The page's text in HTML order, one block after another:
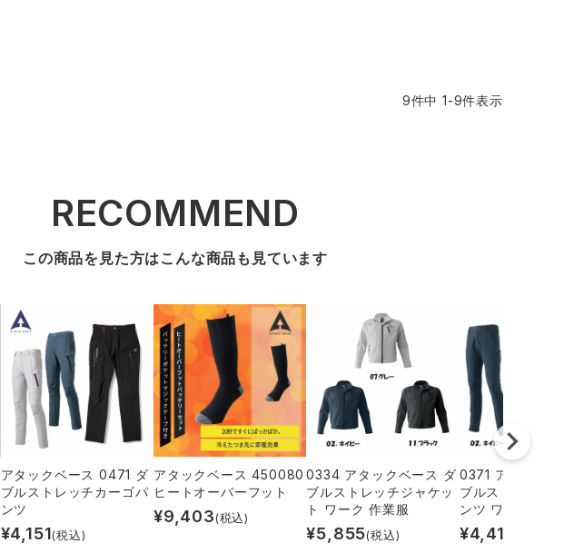
9件中 1-9件表示
RECOMMEND
この商品を見た方はこんな商品も見ています
アタックベース 0471 ダ
ブルストレッチカーゴパ
ンツ
¥4,151(税込)
アタックベース 450080
ヒートオーバーフット
¥9,403(税込)
0334 アタックベース ダ
ブルストレッチジャケッ
ト ワーク 作業服
¥5,855(税込)
0371 アタック
ブルストレッチ
ンツ ワーク 作
¥4,418